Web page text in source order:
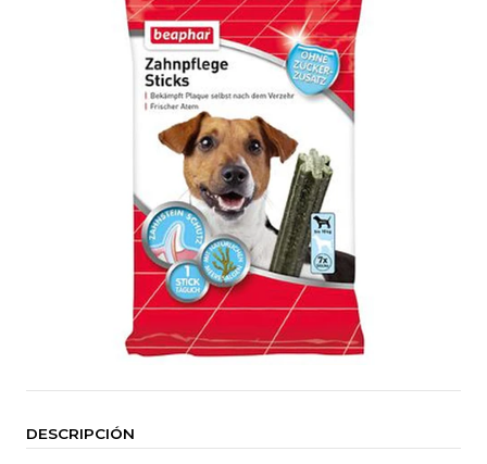
DESCRIPCIÓN